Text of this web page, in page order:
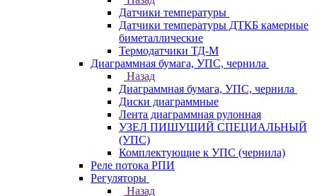
Датчики температуры
Датчики температуры ДТКБ камерные
биметаллические
Термодатчики ТД-М
Диаграммная бумага, УПС, чернила
Назад
Диаграммная бумага, УПС, чернила
Диски диаграммные
Лента диаграммная рулонная
УЗЕЛ ПИШУЩИЙ СПЕЦИАЛЬНЫЙ
(УПС)
Комплектующие к УПС (чернила)
Реле потока РПИ
Регуляторы
Назад